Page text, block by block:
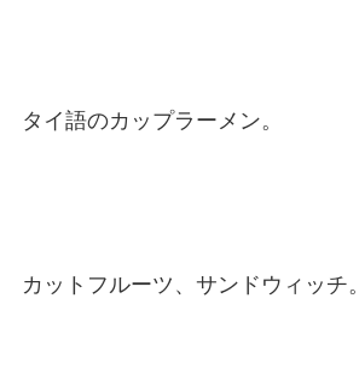
タイ語のカップラーメン。
カットフルーツ、サンドウィッチ。